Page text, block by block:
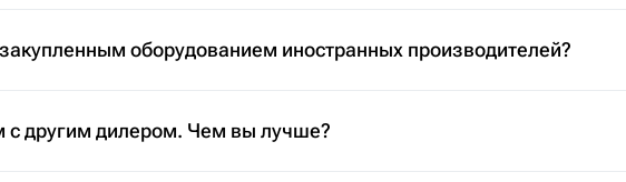
оборудованием иностранных производителей?
другим дилером. Чем вы лучше?